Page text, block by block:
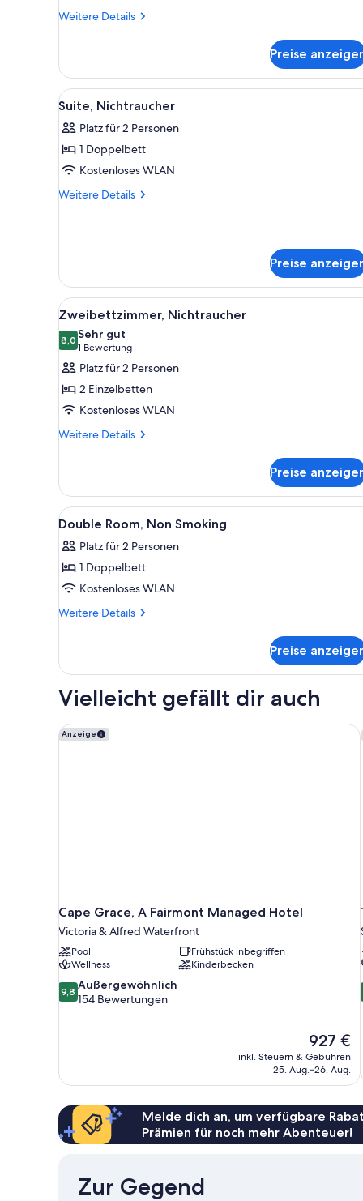
Weitere Details
Weitere
Nichtraucher
Preise
Alle
Fotos
für
Suite,
Nichtraucher
anzeigen
Ein Hotelzimmer mit Bett,
7
Suite, Nichtraucher
Platz für 2 Personen
1 Doppelbett
Kostenloses WLAN
Weitere Details
Weitere
Preise
Alle
Fotos
für
Zweibettzimmer,
Nichtraucher
anzeigen
Ein Hotelzimmer mit einem
5
Zweibettzimmer, Nichtraucher
8,08,0 von 10
Sehr gut
1 Bewertung
(1
Bewertung)
Platz für 2 Personen
2 Einzelbetten
Kostenloses WLAN
Weitere Details
Weitere
Nichtraucher
Preise
Alle
Fotos
für
Double
Room,
Non
Ein Hotelzimmer mit einem
4
Double Room, Non Smoking
Platz für 2 Personen
1 Doppelbett
Kostenloses WLAN
Weitere Details
Weitere
Room,
Smoking
Preise
Vielleicht gefällt dir auch
Anzeige
Cape Grace, A Fairmont Managed Hotel
Victoria & Alfred Waterfront
Pool
Frühstück inbegriffen
Wellness
Kinderbecken
9.8
von
9,8 Außergewöhnlich
154 Bewertungen
Der
Preis
beträgt
927 €
inkl. Steuern & Gebühren
25. Aug.–26. Aug.
Cape Grace, A Fairmont Managed Hotel
Melde dich an, um verfügbare
Prämien für noch mehr Abenteuer!
Zur Gegend